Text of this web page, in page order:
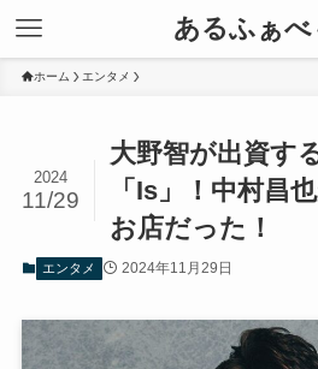
あるふぁべ
ホーム エンタメ
大野智が出資す
「Is」！中村昌
お店だった！
2024
11/29
エンタメ 2024年11月29日